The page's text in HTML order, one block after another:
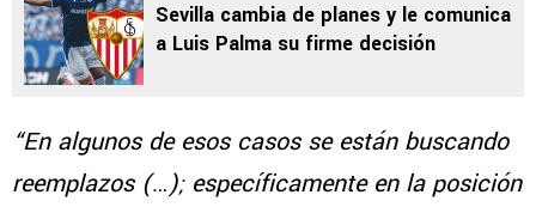
Sevilla cambia de planes y le comunica
a Luis Palma su firme decisión
“En algunos de esos casos se están buscando
reemplazos (…); específicamente en la posición